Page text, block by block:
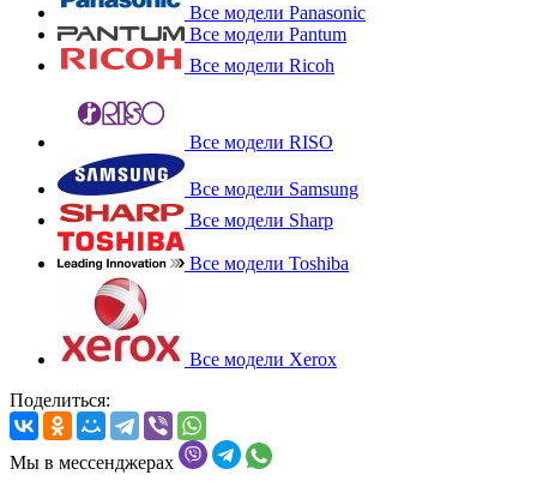
Все модели Panasonic
Все модели Pantum
Все модели Ricoh
Все модели RISO
Все модели Samsung
Все модели Sharp
Все модели Toshiba
Все модели Xerox
Поделиться:
Мы в мессенджерах